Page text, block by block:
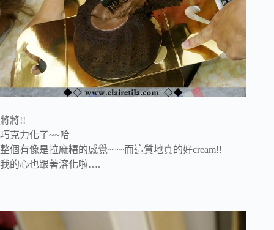
將將!!
巧克力化了~~哈
整個有像是拉麻糬的感覺~~~而這質地真的好cream!!
我的心也跟著溶化啦….